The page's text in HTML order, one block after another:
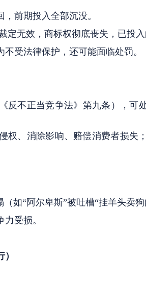
前期投入全部沉没。
定无效，商标权彻底丧失，已投入
受法律保护，还可能面临处罚。
反不正当竞争法》第九条），可
权、消除影响、赔偿消费者损失
如“阿尔卑斯”被吐槽“挂羊头卖狗
受损。